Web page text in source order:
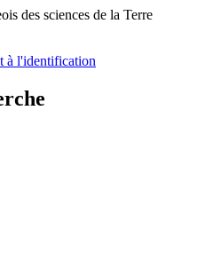
des sciences de la Terre
à l'identification